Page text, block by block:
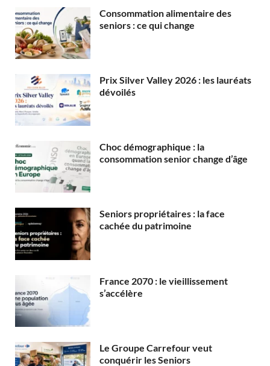
Consommation alimentaire des
seniors : ce qui change
Prix Silver Valley 2026 : les lauréats
dévoilés
Choc démographique : la
consommation senior change d’âge
Seniors propriétaires : la face
cachée du patrimoine
France 2070 : le vieillissement
s’accélère
Le Groupe Carrefour veut
conquérir les Seniors